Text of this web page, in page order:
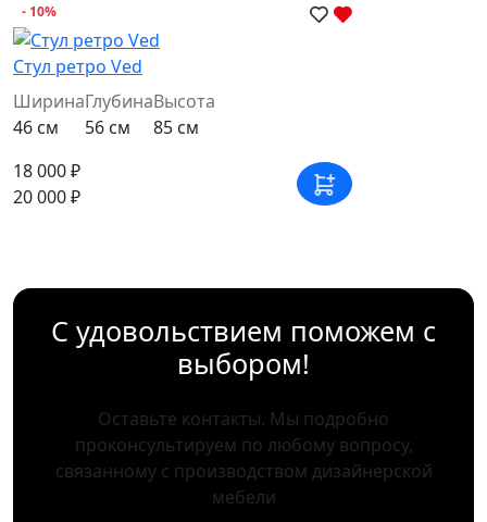
- 10%
Стул ретро Ved
Ширина
46 см
Глубина
56 см
Высота
85 см
18 000 ₽
20 000 ₽
С удовольствием поможем с
выбором!
Оставьте контакты. Мы подробно
проконсультируем по любому вопросу,
связанному с производством дизайнерской
мебели